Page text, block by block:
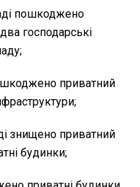
пошкоджено
господарські
приватний
знищено приватний
будинки;